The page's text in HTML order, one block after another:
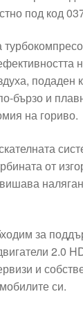
под код
подаден
бързо и
на гориво.
от
за
2.0
и
си.